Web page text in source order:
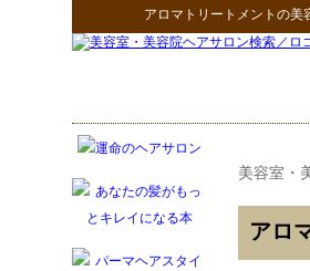
アロマトリートメント の美
美容室・
アロ